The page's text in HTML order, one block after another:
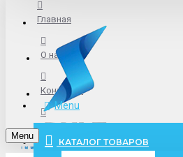
Главная
О нас
Контакты
info@pxlt.ru
Menu
КАТАЛОГ ТОВАРОВ
Menu